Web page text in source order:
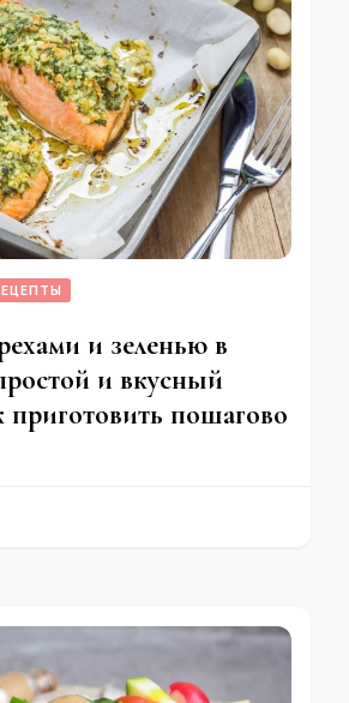
и зеленью в
и вкусный
приготовить пошагово